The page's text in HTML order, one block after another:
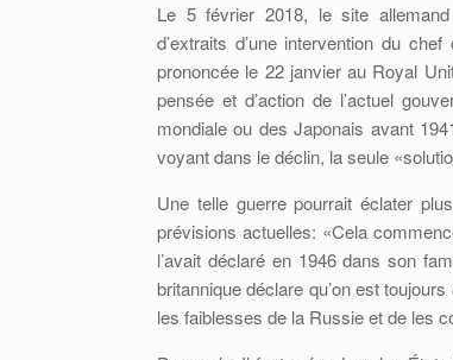
Le 5 février 2018, le site allemand
d’extraits d’une intervention du
prononcée le 22 janvier au Royal
pensée et d’action de l’actuel
mondiale ou des Japonais avant
voyant dans le déclin, la seule
Une telle guerre pourrait éclater
prévisions actuelles: «Cela
l’avait déclaré en 1946 dans son
britannique déclare qu’on est
les faiblesses de la Russie et de les